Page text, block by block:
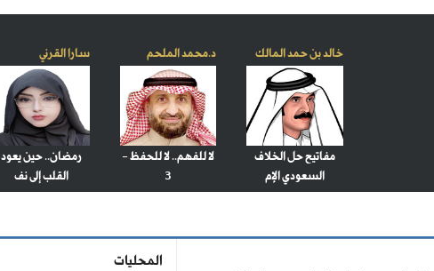
خالد بن حمد المالك
مفاتيح حل الخلاف
السعودي الإم
د.محمد الملحم
لا للفهم.. لا للحفظ -
3
سارا القرني
رمضان.. حين يعود
القلب إلى نف
المحليات